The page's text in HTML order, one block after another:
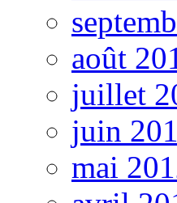
août
juillet
juin
mai